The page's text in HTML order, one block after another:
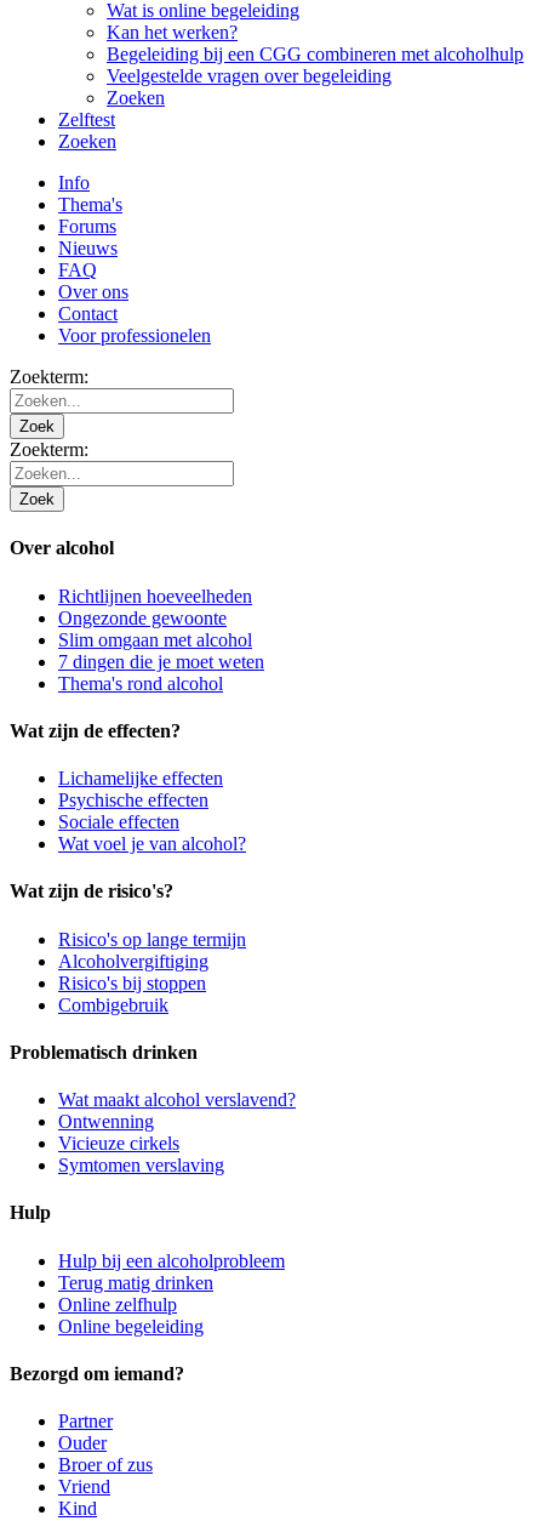
Wat is online begeleiding
Kan het werken?
Begeleiding bij een CGG combineren met alcoholhulp
Veelgestelde vragen over begeleiding
Zoeken
Zelftest
Zoeken
Info
Thema's
Forums
Nieuws
FAQ
Over ons
Contact
Voor professionelen
Zoekterm:
Zoek
Zoekterm:
Zoek
Over alcohol
Richtlijnen hoeveelheden
Ongezonde gewoonte
Slim omgaan met alcohol
7 dingen die je moet weten
Thema's rond alcohol
Wat zijn de effecten?
Lichamelijke effecten
Psychische effecten
Sociale effecten
Wat voel je van alcohol?
Wat zijn de risico's?
Risico's op lange termijn
Alcoholvergiftiging
Risico's bij stoppen
Combigebruik
Problematisch drinken
Wat maakt alcohol verslavend?
Ontwenning
Vicieuze cirkels
Symtomen verslaving
Hulp
Hulp bij een alcoholprobleem
Terug matig drinken
Online zelfhulp
Online begeleiding
Bezorgd om iemand?
Partner
Ouder
Broer of zus
Vriend
Kind